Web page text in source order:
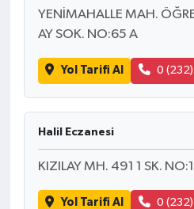
YENİMAHALLE MAH.
AY SOK. NO:65 A
Yol Tarifi Al 0
Halil Eczanesi
KIZILAY MH. 491 1 SK.
Yol Tarifi Al 0